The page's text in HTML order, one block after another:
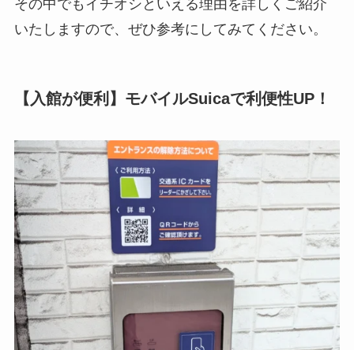
その中でもイチオシといえる理由を詳しくご紹介
いたしますので、ぜひ参考にしてみてください。
【入館が便利】モバイルSuicaで利便性UP！